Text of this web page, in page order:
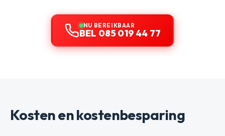
NU BEREIKBAAR
BEL 085 019 44 77
Kosten en kostenbesparing